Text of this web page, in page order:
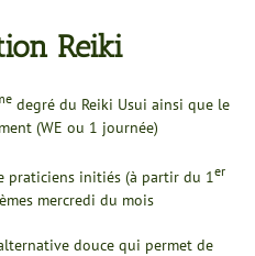
Reiki
degré du Reiki Usui ainsi que le
(WE ou 1 journée)
praticiens initiés (à partir du 1er
mercredi du mois
douce qui permet de